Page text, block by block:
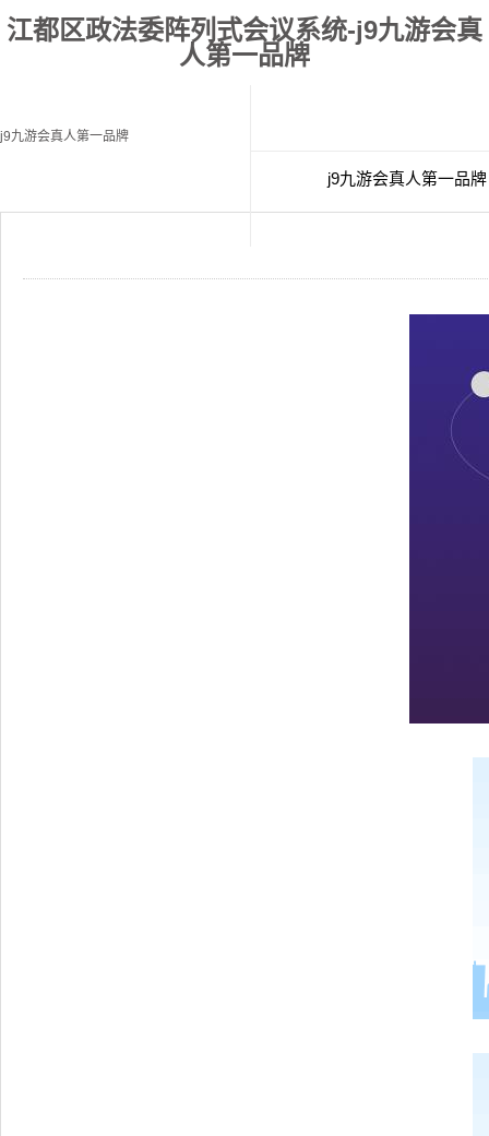
江都区政法委阵列式会议系统-j9九游会真
人第一品牌
j9九游会真人第一品牌
j9九游会真人第一品牌